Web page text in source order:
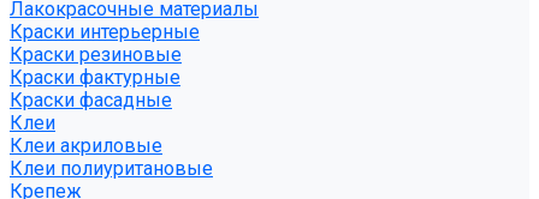
Лакокрасочные материалы
Краски интерьерные
Краски резиновые
Краски фактурные
Краски фасадные
Клеи
Клеи акриловые
Клеи полиуритановые
Крепеж